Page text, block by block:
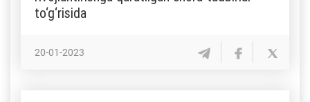
to‘g‘risida
20-01-2023